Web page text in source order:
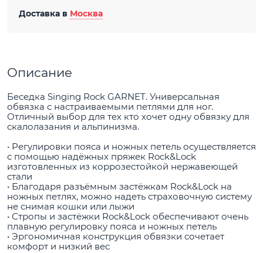
Доставка в Москва
Описание
Беседка Singing Rock GARNET. Универсальная
обвязка с настраиваемыми петлями для ног.
Отличный выбор для тех кто хочет одну обвязку для
скалолазания и альпинизма.
• Регулировки пояса и ножных петель осуществляется
с помощью надёжных пряжек Rock&Lock
изготовленных из коррозестойкой нержавеющей
стали
• Благодаря разъёмным застёжкам Rock&Lock на
ножных петлях, можно надеть страховочную систему
не снимая кошки или лыжи
• Стропы и застёжки Rock&Lock обеспечивают очень
плавную регулировку пояса и ножных петель
• Эргономичная конструкция обвязки сочетает
комфорт и низкий вес